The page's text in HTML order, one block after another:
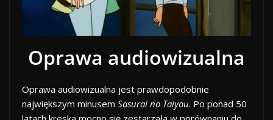
Oprawa audiowizualna
Oprawa audiowizualna jest prawdopodobnie
największym minusem Sasurai no Taiyou. Po ponad 50